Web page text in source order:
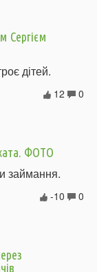
Сергієм
дітей.
0
12
ФОТО
займання.
0
-10